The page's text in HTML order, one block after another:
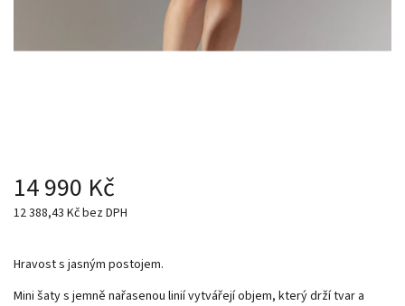
14 990 Kč
12 388,43 Kč bez DPH
Hravost s jasným postojem.
Mini šaty s jemně nařasenou linií vytvářejí objem, který drží tvar a